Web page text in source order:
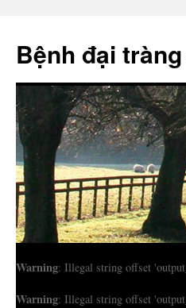
Bệnh đại
Warning: Illegal string offset
Warning: Illegal string offset